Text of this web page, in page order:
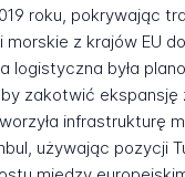
roku, pokrywając
z krajów EU
logistyczna była
zakotwić ekspansję
infrastrukturę
używając pozycji